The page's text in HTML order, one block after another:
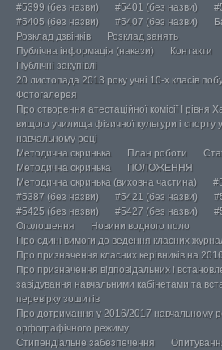
#5399 (без назви)
#5401 (без назви)
#5405 (без назви)
#5407 (без назви)
Розклад дзвінків
Розклад занять
Публічна інформація (накази)
Контакти
Публічні закупівлі
20 листопада 2013 року учні 10-х класів
Фотогалерея
Про створення атестаційної комісії І рівня
вищого училища фізичної культури і спорту
навчальному році
Методична скринька
План роботи
Методична скринька
ПОЛОЖЕННЯ
Методична скринька (виховна частина)
#5387 (без назви)
#5421 (без назви)
#5425 (без назви)
#5427 (без назви)
Оголошення
Новини водного поло
Про єдині вимоги до ведення класних
Про призначення класних керівників на
Про призначення відповідальних і
завідування навчальними кабінетами та
перевірку зошитів
Про дотримання у 2016/2017 навчальному
орфографічного режиму
Стипендіальне забезпечення